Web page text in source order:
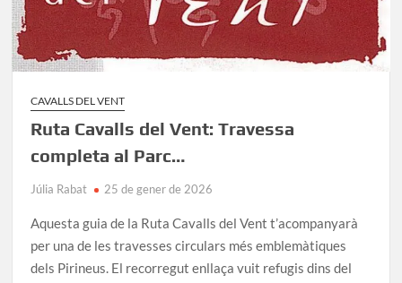
CAVALLS DEL VENT
Ruta Cavalls del Vent: Travessa
completa al Parc…
Júlia Rabat 25 de gener de 2026
Aquesta guia de la Ruta Cavalls del Vent t’acompanyarà
per una de les travesses circulars més emblemàtiques
dels Pirineus. El recorregut enllaça vuit refugis dins del